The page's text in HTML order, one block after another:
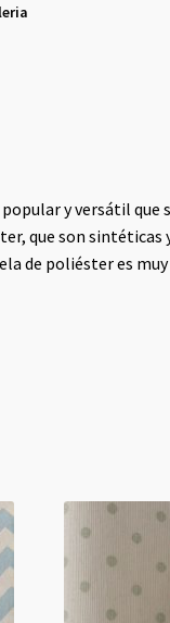
y versátil que
que son sintéticas
de poliéster es